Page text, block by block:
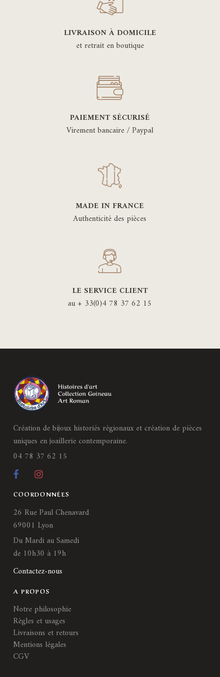
LIVRAISON À DOMICILE
et retrait en boutique
PAIEMENT SÉCURISÉ
Virement bancaire / Paypal
MADE IN FRANCE
Authenticité des pièces
LE SERVICE CLIENT
au + 33(0)4 78 37 62 15
Création de bijoux historiés régionaux et création de pièces
uniques en joaillerie contemporaine.
04 78 37 62 15
COORDONNÉES
26 Rue Paul Chenavard
69001 Lyon
Du Mardi au Samedi
de 10h30 à 19h
Contactez-nous
A PROPOS
Notre philosophie
Règles et usages
Livraisons et retours
Mentions légales
CGV